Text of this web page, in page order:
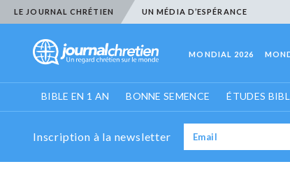
LE JOURNAL CHRÉTIEN UN MÉDIA D’ESPÉRANCE
MONDIAL 2026
BIBLE EN 1 AN BONNE SEMENCE ÉTUDES
Inscription à la newsletter